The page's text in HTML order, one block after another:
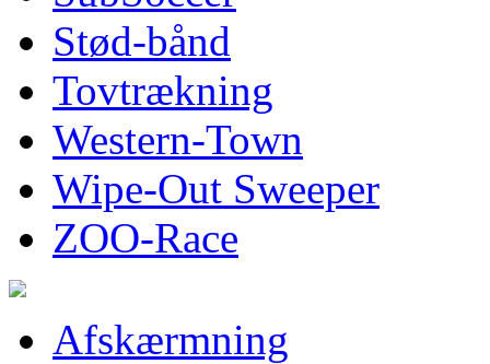
Stød-bånd
Tovtrækning
Western-Town
Wipe-Out Sweeper
ZOO-Race
Afskærmning